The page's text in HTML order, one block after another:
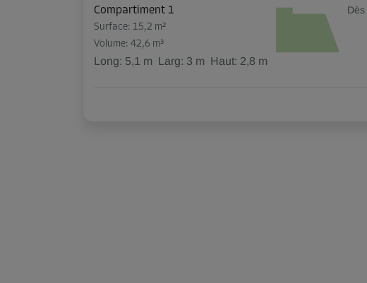
Compartiment 1
Surface: 15,2 m²
Volume: 42,6 m³
Long: 5,1 m Larg: 3 m Haut: 2,8 m
Dès